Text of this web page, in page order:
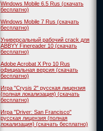
Windows Mobile 6.5 Rus (скачать
бесплатно)
Windows Mobile 7 Rus (скачать
бесплатно)
Универсальный рабочий crack для
ABBYY Finereader 10 (скачать
бесплатно)
Adobe Acrobat X Pro 10 Rus
официальная версия (скачать
бесплатно)
Игра "Crysis 2" русская лицензия
(полная локализация) (скачать
бесплатно)
Игра "Driver: San Francisco"
русская лицензия (полная
локализация) (скачать бесплатно)